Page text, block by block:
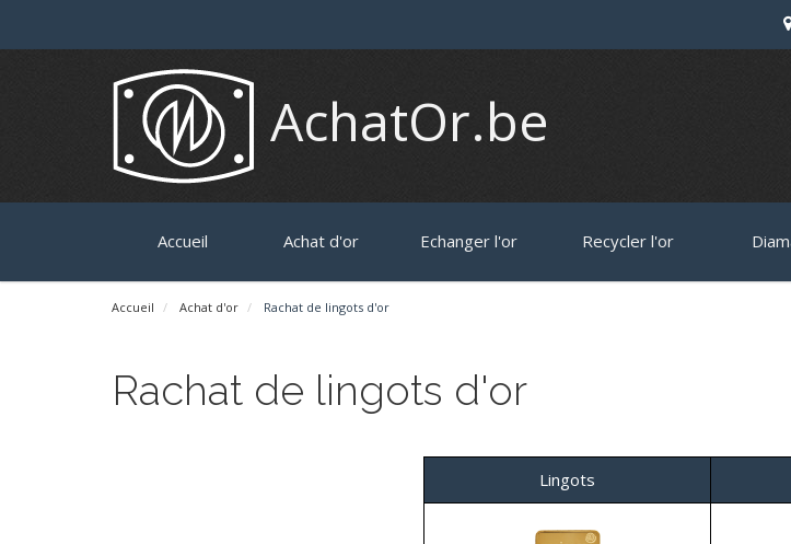
AchatOr.be
Accueil Achat d'or Echanger l'or Recycler l'or
Accueil Achat d'or Rachat de lingots d'or
Rachat de lingots d'or
Lingots